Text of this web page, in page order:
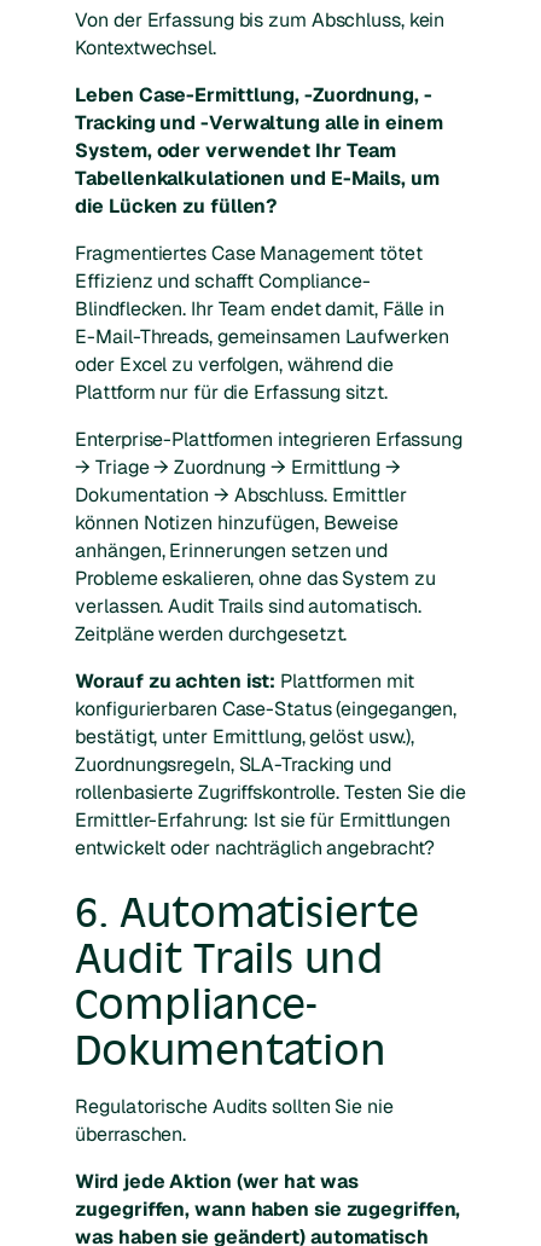
Von der Erfassung bis zum Abschluss, kein
Kontextwechsel.
Leben Case-Ermittlung, -Zuordnung, -
Tracking und -Verwaltung alle in einem
System, oder verwendet Ihr Team
Tabellenkalkulationen und E-Mails, um
die Lücken zu füllen?
Fragmentiertes Case Management tötet
Effizienz und schafft Compliance-
Blindflecken. Ihr Team endet damit, Fälle in
E-Mail-Threads, gemeinsamen Laufwerken
oder Excel zu verfolgen, während die
Plattform nur für die Erfassung sitzt.
Enterprise-Plattformen integrieren Erfassung
→ Triage → Zuordnung → Ermittlung →
Dokumentation → Abschluss. Ermittler
können Notizen hinzufügen, Beweise
anhängen, Erinnerungen setzen und
Probleme eskalieren, ohne das System zu
verlassen. Audit Trails sind automatisch.
Zeitpläne werden durchgesetzt.
Worauf zu achten ist: Plattformen mit
konfigurierbaren Case-Status (eingegangen,
bestätigt, unter Ermittlung, gelöst usw.),
Zuordnungsregeln, SLA-Tracking und
rollenbasierte Zugriffskontrolle. Testen Sie die
Ermittler-Erfahrung: Ist sie für Ermittlungen
entwickelt oder nachträglich angebracht?
6. Automatisierte
Audit Trails und
Compliance-
Dokumentation
Regulatorische Audits sollten Sie nie
überraschen.
Wird jede Aktion (wer hat was
zugegriffen, wann haben sie zugegriffen,
was haben sie geändert) automatisch